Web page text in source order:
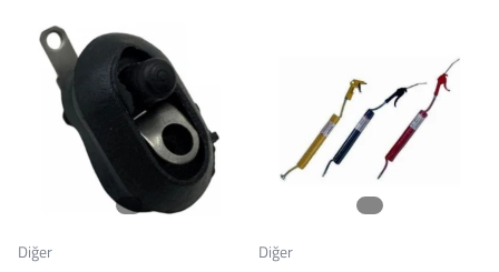
Diğer
Diğer